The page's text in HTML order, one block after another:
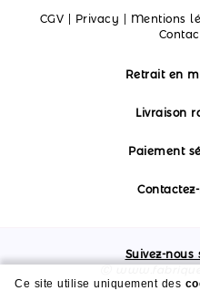
CGV | Privacy | Mentions
Retrait en
Livraison
Paiement
Suivez-nous
Ⓒ
Ce site utilise uniquement des